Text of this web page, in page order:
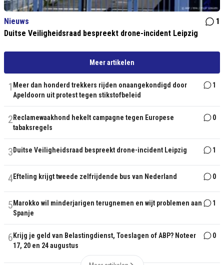
Nieuws
1
Duitse Veiligheidsraad bespreekt drone-incident Leipzig
Meer artikelen
1 Meer dan honderd trekkers rijden onaangekondigd door
Apeldoorn uit protest tegen stikstofbeleid
1
2 Reclamewaakhond hekelt campagne tegen Europese
tabaksregels
0
3 Duitse Veiligheidsraad bespreekt drone-incident Leipzig 1
4Efteling krijgt tweede zelfrijdende bus van Nederland 0
5 Marokko wil minderjarigen terugnemen en wijt problemen aan
Spanje
1
6 Krijg je geld van Belastingdienst, Toeslagen of ABP? Noteer
17, 20 en 24 augustus
0